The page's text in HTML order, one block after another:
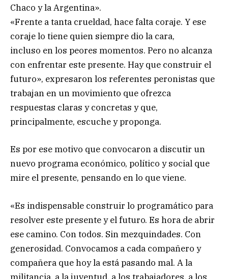
Chaco y la Argentina».
«Frente a tanta crueldad, hace falta coraje. Y ese
coraje lo tiene quien siempre dio la cara,
incluso en los peores momentos. Pero no alcanza
con enfrentar este presente. Hay que construir el
futuro», expresaron los referentes peronistas que
trabajan en un movimiento que ofrezca
respuestas claras y concretas y que,
principalmente, escuche y proponga.
Es por ese motivo que convocaron a discutir un
nuevo programa económico, político y social que
mire el presente, pensando en lo que viene.
«Es indispensable construir lo programático para
resolver este presente y el futuro. Es hora de abrir
ese camino. Con todos. Sin mezquindades. Con
generosidad. Convocamos a cada compañero y
compañera que hoy la está pasando mal. A la
militancia, a la juventud, a los trabajadores, a los